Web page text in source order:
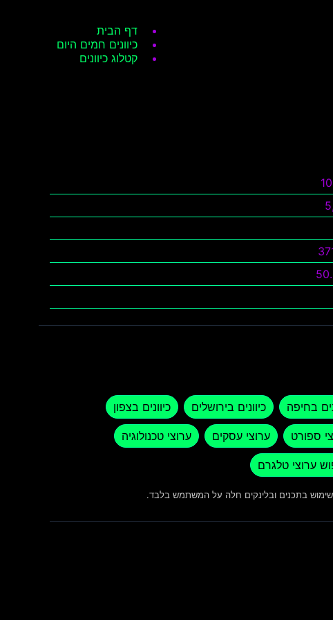
דף הבית
כיוונים חמים היום
קטלוג כיוונים
בחיפה כיוונים בירושלים כיוונים בצפון
ספורט ערוצי עסקים ערוצי טכנולוגיה
ערוצי טלגרם
בתכנים ובלינקים חלה על המשתמש בלבד.